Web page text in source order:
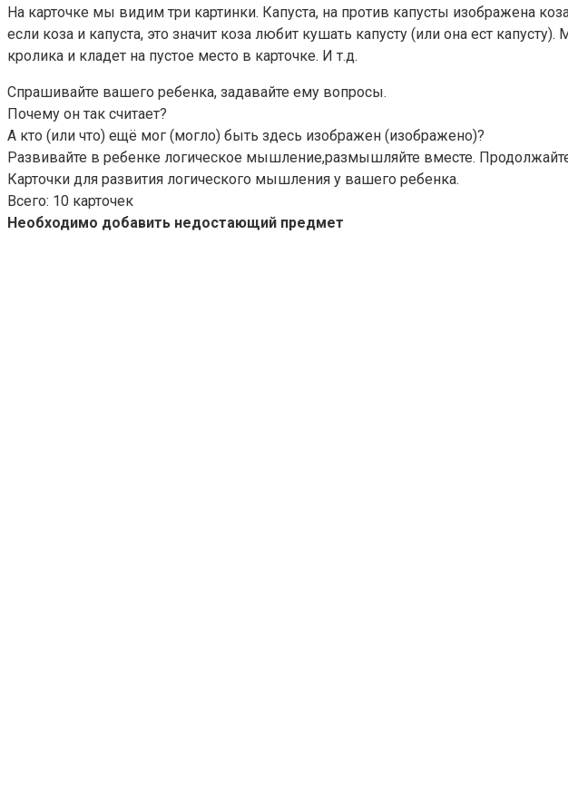
На карточке мы видим три картинки. Капуста, на против капусты изображена
если коза и капуста, это значит коза любит кушать капусту (или она ест
кролика и кладет на пустое место в карточке. И т.д.
Спрашивайте вашего ребенка, задавайте ему вопросы.
Почему он так считает?
А кто (или что) ещё мог (могло) быть здесь изображен (изображено)?
Развивайте в ребенке логическое мышление,размышляйте вместе.
Карточки для развития логического мышления у вашего ребенка.
Всего: 10 карточек
Необходимо добавить недостающий предмет